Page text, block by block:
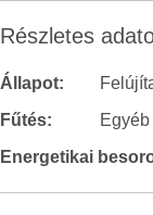
Részletes
Állapot:
Fűtés:
Egyéb
Energetikai